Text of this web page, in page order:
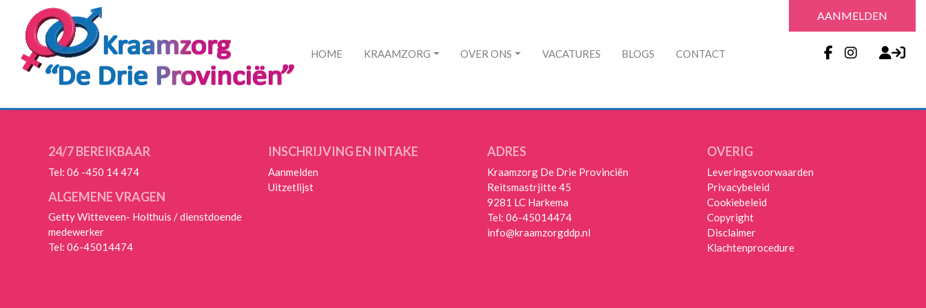
HOME KRAAMZORG OVER ONS VACATURES BLOGS CONTACT
AANMELDEN
24/7 BEREIKBAAR
Tel: 06 -450 14 474
ALGEMENE VRAGEN
Getty Witteveen- Holthuis / dienstdoende
medewerker
Tel: 06-45014474
INSCHRIJVING EN INTAKE
Aanmelden
Uitzetlijst
ADRES
Kraamzorg De Drie Provinciën
Reitsmastrjitte 45
9281 LC Harkema
Tel: 06-45014474
info@kraamzorgddp.nl
OVERIG
Leveringsvoorwaarden
Privacybeleid
Cookiebeleid
Copyright
Disclaimer
Klachtenprocedure